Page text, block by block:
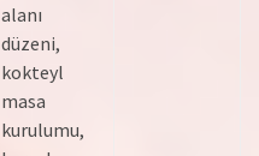
alanı
düzeni,
kokteyl
masa
kurulumu,